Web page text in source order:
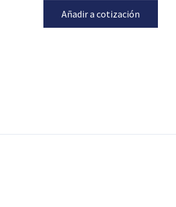
Añadir a cotización